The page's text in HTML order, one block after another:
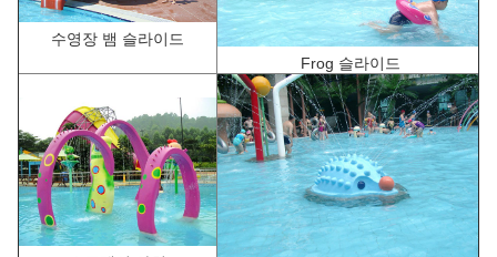
수영장 뱀 슬라이드
Frog 슬라이드